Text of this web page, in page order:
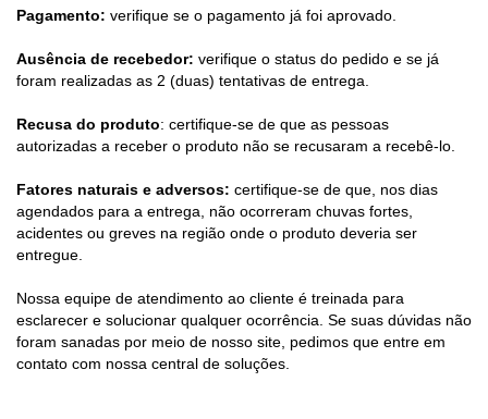
Pagamento: verifique se o pagamento já foi aprovado.
Ausência de recebedor: verifique o status do pedido e se já
foram realizadas as 2 (duas) tentativas de entrega.
Recusa do produto: certifique-se de que as pessoas
autorizadas a receber o produto não se recusaram a recebê-lo.
Fatores naturais e adversos: certifique-se de que, nos dias
agendados para a entrega, não ocorreram chuvas fortes,
acidentes ou greves na região onde o produto deveria ser
entregue.
Nossa equipe de atendimento ao cliente é treinada para
esclarecer e solucionar qualquer ocorrência. Se suas dúvidas não
foram sanadas por meio de nosso site, pedimos que entre em
contato com nossa central de soluções.